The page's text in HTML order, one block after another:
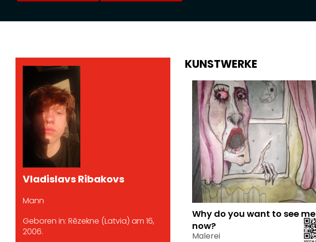
Vladislavs Ribakovs
Mann
Geboren in: Rēzekne (Latvia) am 16,
2006.
KUNSTWERKE
Why do you want to see me
now?
Malerei